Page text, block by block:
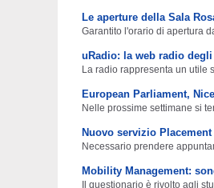
Le aperture della Sala
Garantito l'orario di apertura
uRadio: la web radio
La radio rappresenta un utile
European Parliament,
Nelle prossime settimane si
Nuovo servizio
Necessario prendere
Mobility Management:
Il questionario è rivolto agli